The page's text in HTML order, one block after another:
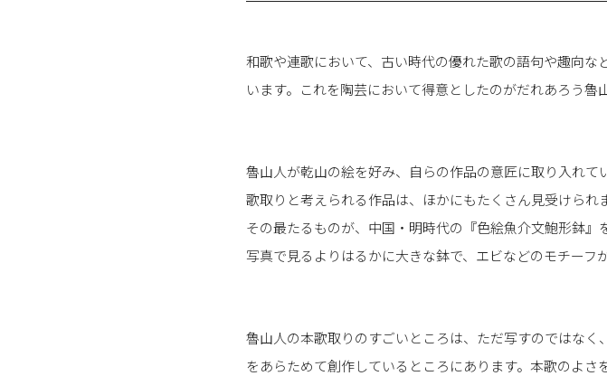
和歌や連歌において、古い時代の優れた歌の語句や趣向
います。これを陶芸において得意としたのがだれあろう魯
魯山人が乾山の絵を好み、自らの作品の意匠に取り入れ
歌取りと考えられる作品は、ほかにもたくさん見受けられ
その最たるものが、中国・明時代の『色絵魚介文鮑形鉢』
写真で見るよりはるかに大きな鉢で、エビなどのモチーフ
魯山人の本歌取りのすごいところは、ただ写すのではな
をあらためて創作しているところにあります。本歌のよ